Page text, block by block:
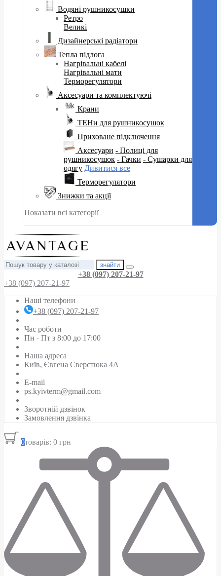
Водяні рушникосушки
Ретро
Великі
Дизайнерські радіатори
Тепла підлога
Нагрівальні кабелі
Нагрівальні мати
Терморегулятори
Аксесуари та комплектуючі
Крани
ТЕНи для рушникосушок
Приховане підключення
Аксесуари - Полиці для
рушникосушок - Гачки - Сушарки для
одягу Дивитися все
Терморегулятори
Знижки та акції
Показати всі категорії
знайти
+38 (097) 207-21-97
+38 (097) 207-21-97
Наші телефони
+38 (097) 207-21-97
Час роботи
Пн - Пт з 8:00 до 17:00
Наша адреса
Київ, Євгена Сверстюка 4А
E-mail
ps.kyivterm@gmail.com
Зворотній дзвінок
Замовлення дзвінка
0товарів: 0 грн